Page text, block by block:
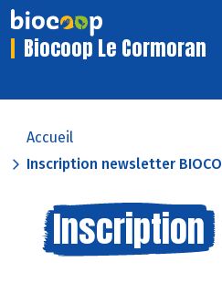
Biocoop Le Cormoran
Accueil
Inscription newsletter
Inscription